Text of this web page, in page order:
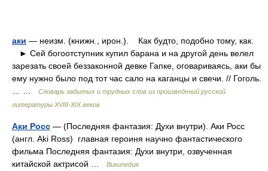
аки — неизм. (книжн., ирон.). Как будто, подобно тому, как.
► Сей богоотступник купил барана и на другой день велел
зарезать своей беззаконной девке Гапке, оговариваясь, аки бы
ему нужно было под тот час сало на каганцы и свечи. // Гоголь.
Словарь забытых и трудных слов из произведений русской
литературы ХVIII-ХIХ веков
Аки Росс — (Последняя фантазия: Духи внутри). Аки Росс
(англ. Aki Ross) главная героиня научно фантастического
фильма Последняя фантазия: Духи внутри, озвученная
китайской актрисой …
Википедия